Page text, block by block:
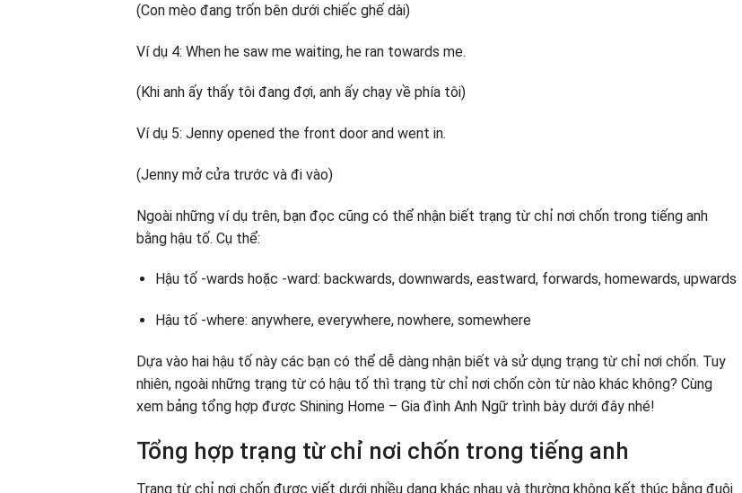
(Con mèo đang trốn bên dưới chiếc ghế dài)
Ví dụ 4: When he saw me waiting, he ran towards me.
(Khi anh ấy thấy tôi đang đợi, anh ấy chạy về phía tôi)
Ví dụ 5: Jenny opened the front door and went in.
(Jenny mở cửa trước và đi vào)
Ngoài những ví dụ trên, bạn đọc cũng có thể nhận biết trạng từ chỉ nơi chốn trong tiếng anh
bằng hậu tố. Cụ thể:
Hậu tố -wards hoặc -ward: backwards, downwards, eastward, forwards, homewards, upwards
Hậu tố -where: anywhere, everywhere, nowhere, somewhere
Dựa vào hai hậu tố này các bạn có thể dễ dàng nhận biết và sử dụng trạng từ chỉ nơi chốn. Tuy
nhiên, ngoài những trạng từ có hậu tố thì trạng từ chỉ nơi chốn còn từ nào khác không? Cùng
xem bảng tổng hợp được Shining Home – Gia đình Anh Ngữ trình bày dưới đây nhé!
Tổng hợp trạng từ chỉ nơi chốn trong tiếng anh
Trạng từ chỉ nơi chốn được viết dưới nhiều dạng khác nhau và thường không kết thúc bằng đuôi